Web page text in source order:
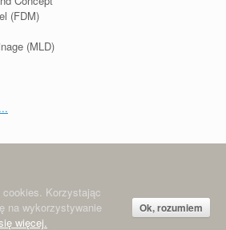
(FDM)
(MLD)
Warsaw • Fizjoterapia Warszawa
Śródmieście / Powiśle
Korzystając
na wykorzystywanie
więcej.
Ok, rozumiem